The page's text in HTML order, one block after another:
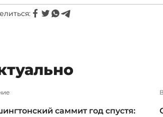
саммит год спустя: